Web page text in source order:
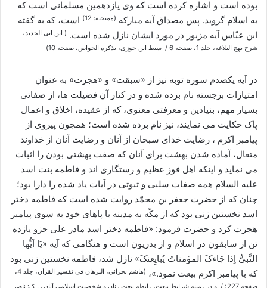
بوده است و اشاره کرده است که وی یازدهمین مسلمانی است که
به اسلام گروید. پس مصداق آیه مبارکه (ممتحنه: 12)
است، که به گفته
ابن عبّاس آیه مزبور در مورد ایشان نازل شده است. ( ابن ابی الحدید،
شرح نهج البلاغه، جلد 1، صفحه 6 / سبط ابن جوزی، تذکرة الخواص، صفحه 10)
در آیه یکصدم سوره توبه نیز از «سبقت» و «هجرت» به عنوان
امتیازات برجسته نام برده شده و در کنار آن فضیلت ها، از صفاتی
بسیار مهم، بنیادین و معرفتی معنوی، که از عقیده، اخلاق و اعمال
پاک حکایت می نمایند، نیز نام برده شده است؛ همچون پیروی از
پیامبر اکرم ، رضایت خدای سبحان از آنان و رضایت آنان از خداوند
متعال، آماده شدن بهشت برای آنان که صفت بهشتی بودن را اثبات
می نماید و اینکه اهل فوز عظیم و رستگاری اند و فاطمه بنت اسد
علیه السلام همه صفات سلبی و ثبوتی در آیات یاد شده را دارا بود؛
چنان که از حضرت جعفر بن محمّد روایت شده است که فاطمه دختر
اسد نخستین زنی بود که از مکّه به مدینه با پاهای خود به سوی پیامبر
هجرت کرد و حضرت فرمود: «فاطمه دختر اسد مادر علی جزو یازده
تن از سابقون در اسلام و از بدریون است و هنگامی که آیه «یَا اَیُّها
النَّبیُّ اِذا جَاءکَ المؤمناتُ یُبایِعنکَ» نازل شد، فاطمه نخستین زنی بود
که با پیامبر اکرم بیعت نمود.»،
(هاشم بحرانی، البرهان فی تفسیر القرآن، جلد 4،
صفحه 227؛ / و در زمینه شرایط بیعت، رابطه بیعت زنان و شخصیت اسلامی آنان ر. ک: ناصر